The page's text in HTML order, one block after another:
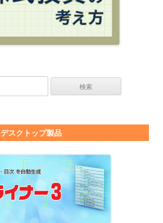
デスクトップ製品